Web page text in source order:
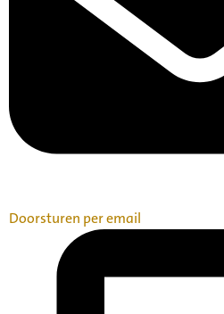
Doorsturen per email